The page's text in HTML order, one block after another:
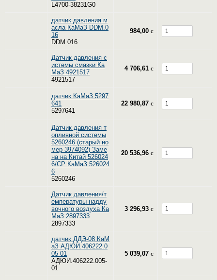
L4700-38231G0
датчик давления м
асла КаМаЗ DDM.0
16
DDM.016
984,00 c
Датчик давления с
истемы смазки Ка
МаЗ 4921517
4921517
4 706,61 c
датчик КаМаЗ 5297
641
5297641
22 980,87 c
Датчик давления т
опливной системы
5260246 (старый но
мер 3974092) Заме
на на Китай 526024
6/CP КаМаЗ 526024
6
5260246
20 536,96 c
Датчик давления/т
емпературы надду
вочного воздуха Ка
МаЗ 2897333
2897333
3 296,93 c
датчик ДДЭ-08 КаМ
аЗ АДЮИ.406222.0
05-01
АДЮИ.406222.005-
01
5 039,07 c